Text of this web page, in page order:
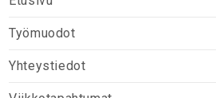
Työmuodot
Yhteystiedot